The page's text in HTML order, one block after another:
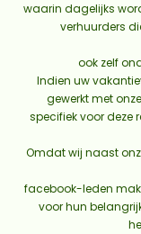
waarin dagelijks
verhuurders
ook zelf
Indien uw
gewerkt met
specifiek voor deze
Omdat wij naast
facebook-leden
voor hun